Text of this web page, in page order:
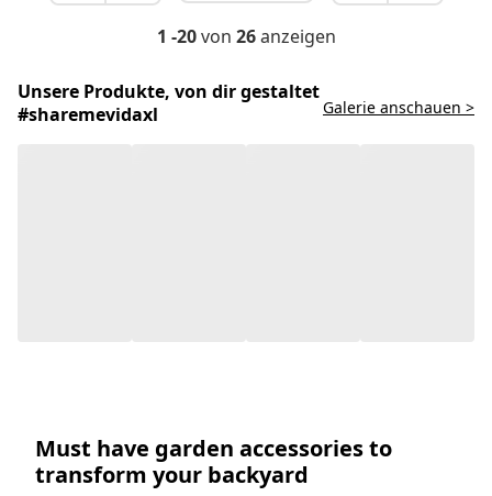
1 -20von 26anzeigen
Unsere Produkte, von dir gestaltet
#sharemevidaxl
Galerie anschauen >
Must have garden accessories to
transform your backyard